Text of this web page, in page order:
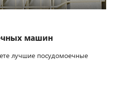
машин
лучшие посудомоечные